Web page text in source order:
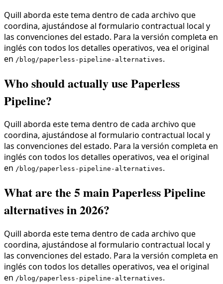
Quill aborda este tema dentro de cada archivo que
coordina, ajustándose al formulario contractual local y
las convenciones del estado. Para la versión completa en
inglés con todos los detalles operativos, vea el original
en /blog/paperless-pipeline-alternatives.
Who should actually use Paperless
Pipeline?
Quill aborda este tema dentro de cada archivo que
coordina, ajustándose al formulario contractual local y
las convenciones del estado. Para la versión completa en
inglés con todos los detalles operativos, vea el original
en /blog/paperless-pipeline-alternatives.
What are the 5 main Paperless Pipeline
alternatives in 2026?
Quill aborda este tema dentro de cada archivo que
coordina, ajustándose al formulario contractual local y
las convenciones del estado. Para la versión completa en
inglés con todos los detalles operativos, vea el original
en /blog/paperless-pipeline-alternatives.